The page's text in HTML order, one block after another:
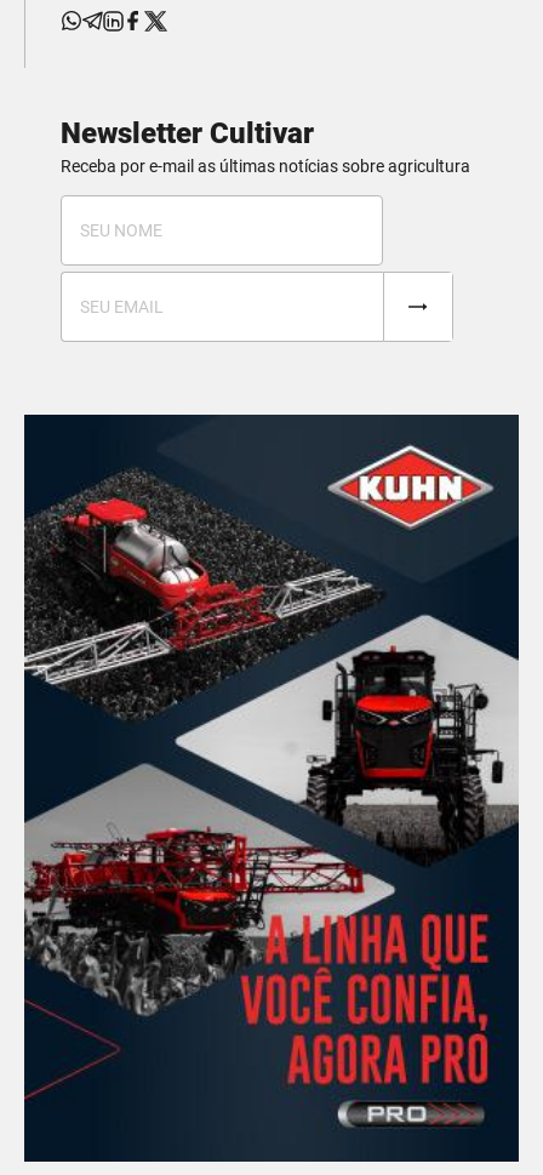
Newsletter Cultivar
Receba por e-mail as últimas notícias sobre agricultura